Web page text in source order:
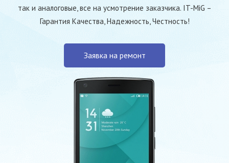
так и аналоговые, все на усмотрение заказчика. IT-MiG –
Гарантия Качества, Надежность, Честность!
Заявка на ремонт